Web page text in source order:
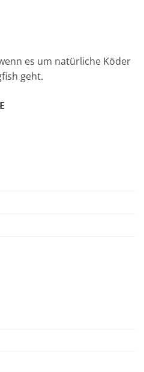
es um natürliche Köder
geht.